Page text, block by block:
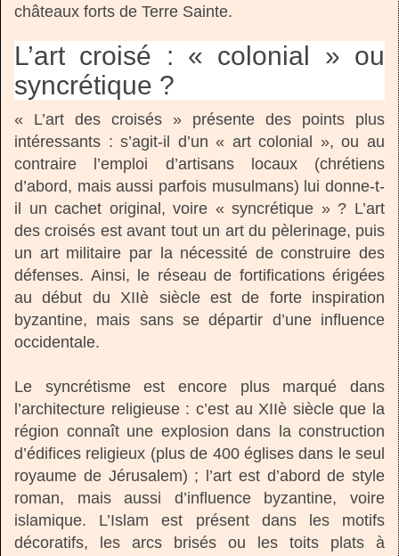
châteaux forts de Terre Sainte.
L’art croisé : « colonial » ou
syncrétique ?
« L’art des croisés » présente des points plus
intéressants : s’agit-il d’un « art colonial », ou au
contraire l’emploi d’artisans locaux (chrétiens
d’abord, mais aussi parfois musulmans) lui donne-t-
il un cachet original, voire « syncrétique » ? L’art
des croisés est avant tout un art du pèlerinage, puis
un art militaire par la nécessité de construire des
défenses. Ainsi, le réseau de fortifications érigées
au début du XIIè siècle est de forte inspiration
byzantine, mais sans se départir d’une influence
occidentale.
Le syncrétisme est encore plus marqué dans
l’architecture religieuse : c’est au XIIè siècle que la
région connaît une explosion dans la construction
d’édifices religieux (plus de 400 églises dans le seul
royaume de Jérusalem) ; l’art est d’abord de style
roman, mais aussi d’influence byzantine, voire
islamique. L’Islam est présent dans les motifs
décoratifs, les arcs brisés ou les toits plats à